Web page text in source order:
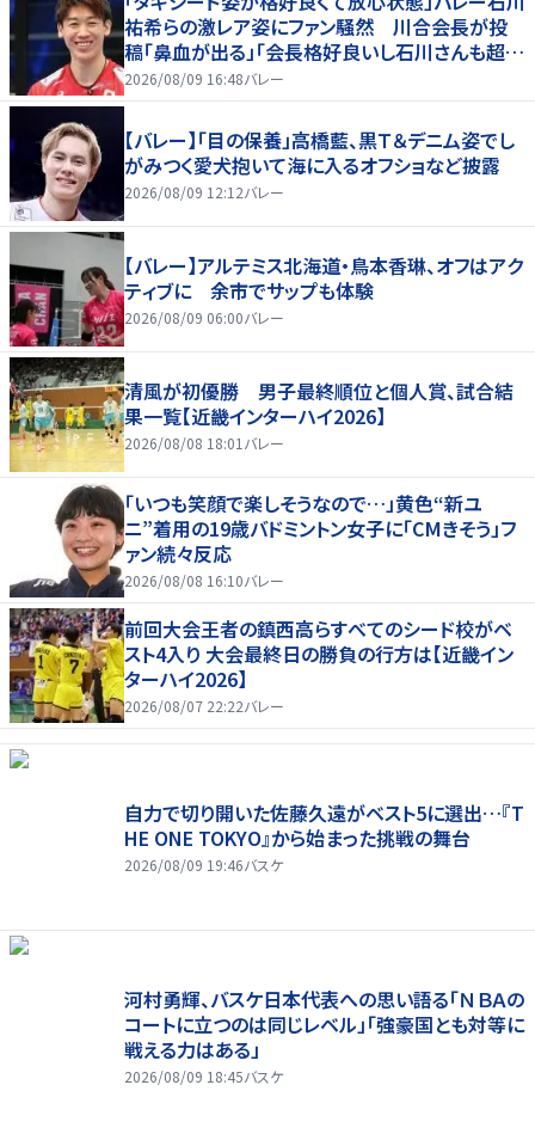
祐希らの激レア姿にファン騒然 川合会長が投
稿「鼻血が出る」「会長格好良いし石川さんも超格
好いい」
2026/08/09 16:48バレー
【バレー】「目の保養」高橋藍、黒Ｔ＆デニム姿でし
がみつく愛犬抱いて海に入るオフショなど披露
2026/08/09 12:12バレー
【バレー】アルテミス北海道・鳥本香琳、オフはアク
ティブに 余市でサップも体験
2026/08/09 06:00バレー
清風が初優勝 男子最終順位と個人賞、試合結
果一覧【近畿インターハイ2026】
2026/08/08 18:01 バレー
「いつも笑顔で楽しそうなので…」黄色“新ユ
ニ”着用の19歳バドミントン女子に「CMきそう」フ
ァン続々反応
2026/08/08 16:10バレー
前回大会王者の鎮西高らすべてのシード校がベ
スト4入り 大会最終日の勝負の行方は【近畿イン
ターハイ2026】
2026/08/07 22:22バレー
自力で切り開いた佐藤久遠がベスト5に選出…『T
HE ONE TOKYO』から始まった挑戦の舞台
2026/08/09 19:46バスケ
河村勇輝、バスケ日本代表への思い語る「ＮＢＡの
コートに立つのは同じレベル」「強豪国とも対等に
戦える力はある」
2026/08/09 18:45バスケ